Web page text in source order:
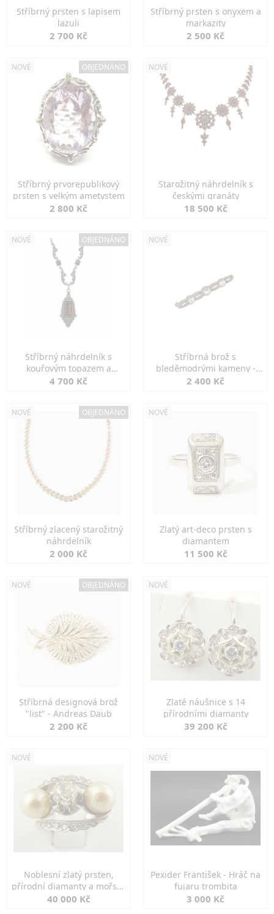
Stříbrný prsten s lapisem
lazuli
2 700 Kč
Stříbrný prsten s onyxem a
markazity
2 500 Kč
NOVÉ OBJEDNÁNO
Stříbrný prvorepublikový
prsten s velkým ametystem
2 800 Kč
NOVÉ
Starožitný náhrdelník s
českými granáty
18 500 Kč
NOVÉ OBJEDNÁNO
Stříbrný náhrdelník s
kouřovým topazem a
markazity
4 700 Kč
NOVÉ
Stříbrná brož s
bleděmodrými kameny -
jemná elegance
2 400 Kč
NOVÉ OBJEDNÁNO
Stříbrný zlacený starožitný
náhrdelník
2 000 Kč
NOVÉ
Zlatý art-deco prsten s
diamantem
11 500 Kč
NOVÉ OBJEDNÁNO
Stříbrná designová brož
"list" - Andreas Daub
2 200 Kč
NOVÉ
Zlaté náušnice s 14
přírodními diamanty
39 200 Kč
NOVÉ
Noblesní zlatý prsten,
přírodní diamanty a mořské
perly
40 000 Kč
NOVÉ
Pexider František - Hráč na
fujaru trombita
3 000 Kč